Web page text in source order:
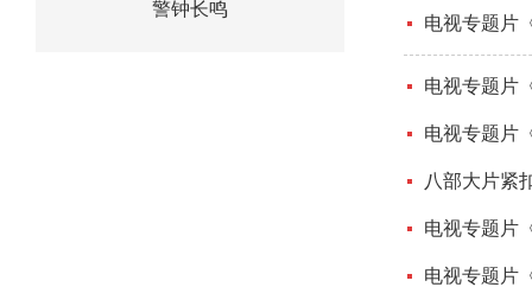
警钟长鸣
电视专题片
电视专题片
电视专题片
八部大片紧
电视专题片
电视专题片